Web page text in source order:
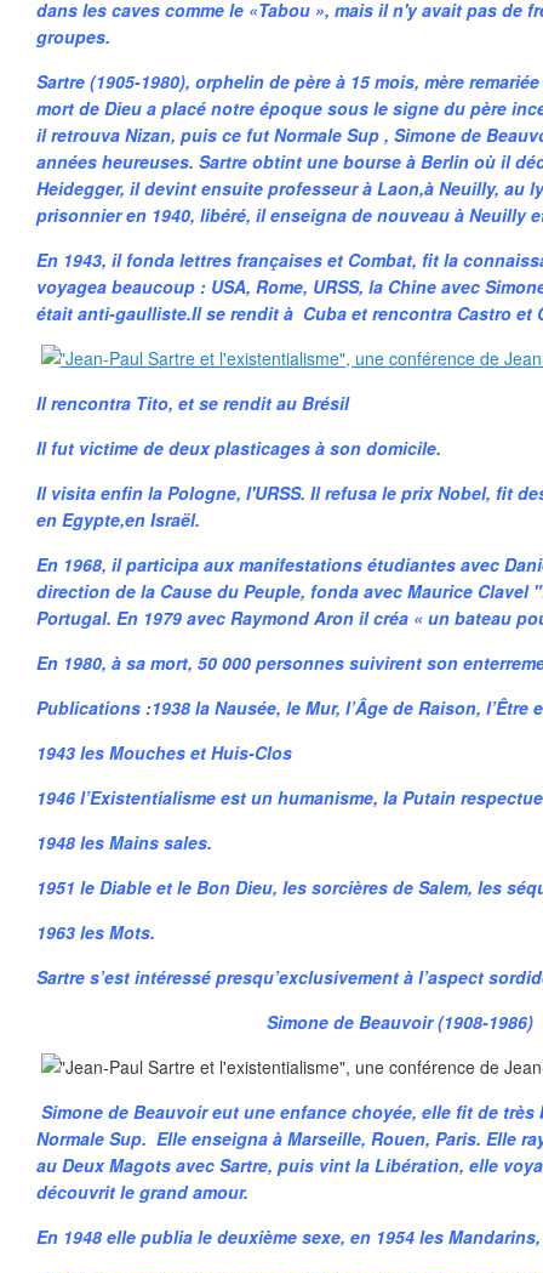
dans les caves comme le «Tabou », mais il n'y avait pas de
groupes.
Sartre (1905-1980), orphelin de père à 15 mois, mère
mort de Dieu a placé notre époque sous le signe du père
il retrouva Nizan, puis ce fut Normale Sup , Simone de
années heureuses. Sartre obtint une bourse à Berlin où il
Heidegger, il devint ensuite professeur à Laon,à Neuilly, au
prisonnier en 1940, libéré, il enseigna de nouveau à Neuilly
En 1943, il fonda lettres françaises et Combat, fit la
voyagea beaucoup : USA, Rome, URSS, la Chine avec
était anti-gaulliste.Il se rendit à Cuba et rencontra Castro et
Il rencontra Tito, et se rendit au Brésil
Il fut victime de deux plasticages à son domicile.
Il visita enfin la Pologne, l'URSS. Il refusa le prix Nobel, fit
en Egypte,en Israël.
En 1968, il participa aux manifestations étudiantes avec
direction de la Cause du Peuple, fonda avec Maurice Clavel
Portugal. En 1979 avec Raymond Aron il créa « un bateau
En 1980, à sa mort, 50 000 personnes suivirent son
Publications :1938 la Nausée, le Mur, l’Âge de Raison, l’Être
1943 les Mouches et Huis-Clos
1946 l’Existentialisme est un humanisme, la Putain
1948 les Mains sales.
1951 le Diable et le Bon Dieu, les sorcières de Salem, les
1963 les Mots.
Sartre s’est intéressé presqu’exclusivement à l’aspect
Simone de Beauvoir (1908-1986)
Simone de Beauvoir eut une enfance choyée, elle fit de
Normale Sup. Elle enseigna à Marseille, Rouen, Paris. Elle
au Deux Magots avec Sartre, puis vint la Libération, elle
découvrit le grand amour.
En 1948 elle publia le deuxième sexe, en 1954 les